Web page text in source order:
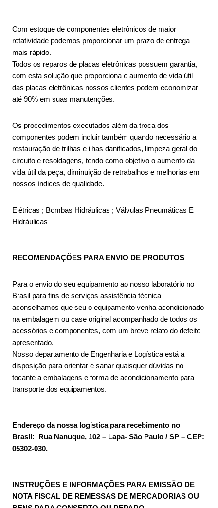
Com estoque de componentes eletrônicos de maior
rotatividade podemos proporcionar um prazo de entrega
mais rápido.
Todos os reparos de placas eletrônicas possuem garantia,
com esta solução que proporciona o aumento de vida útil
das placas eletrônicas nossos clientes podem economizar
até 90% em suas manutenções.
Os procedimentos executados além da troca dos
componentes podem incluir também quando necessário a
restauração de trilhas e ilhas danificados, limpeza geral do
circuito e resoldagens, tendo como objetivo o aumento da
vida útil da peça, diminuição de retrabalhos e melhorias em
nossos índices de qualidade.
Elétricas ; Bombas Hidráulicas ; Válvulas Pneumáticas E
Hidráulicas
RECOMENDAÇÕES PARA ENVIO DE PRODUTOS
Para o envio do seu equipamento ao nosso laboratório no
Brasil para fins de serviços assistência técnica
aconselhamos que seu o equipamento venha acondicionado
na embalagem ou case original acompanhado de todos os
acessórios e componentes, com um breve relato do defeito
apresentado.
Nosso departamento de Engenharia e Logística está a
disposição para orientar e sanar quaisquer dúvidas no
tocante a embalagens e forma de acondicionamento para
transporte dos equipamentos.
Endereço da nossa logística para recebimento no
Brasil: Rua Nanuque, 102 – Lapa- São Paulo / SP – CEP:
05302-030.
INSTRUÇÕES E INFORMAÇÕES PARA EMISSÃO DE
NOTA FISCAL DE REMESSAS DE MERCADORIAS OU